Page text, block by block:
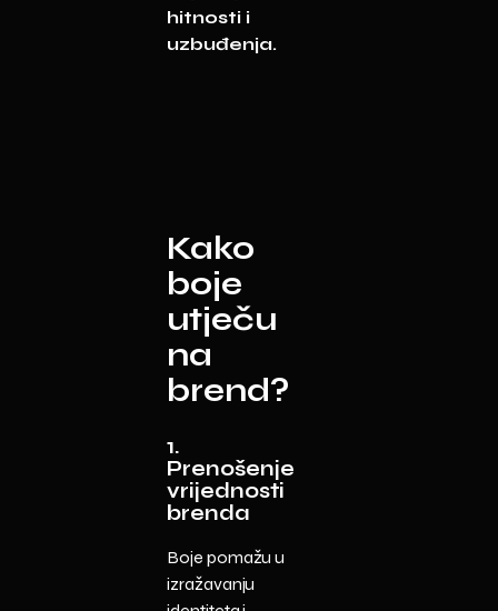
hitnosti i
uzbuđenja.
Kako
boje
utječu
na
brend?
1.
Prenošenje
vrijednosti
brenda
Boje pomažu u
izražavanju